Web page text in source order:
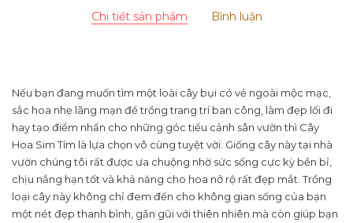
Chi tiết sản phẩm Bình luận
Nếu bạn đang muốn tìm một loài cây bụi có vẻ ngoài mộc mạc,
sắc hoa nhẹ lãng mạn để trồng trang trí ban công, làm đẹp lối đi
hay tạo điểm nhấn cho những góc tiểu cảnh sân vườn thì Cây
Hoa Sim Tím là lựa chọn vô cùng tuyệt vời. Giống cây này tại nhà
vườn chúng tôi rất được ưa chuộng nhờ sức sống cực kỳ bền bỉ,
chịu nắng hạn tốt và khả năng cho hoa nở rộ rất đẹp mắt. Trồng
loại cây này không chỉ đem đến cho không gian sống của bạn
một nét đẹp thanh bình, gần gũi với thiên nhiên mà còn giúp bạn